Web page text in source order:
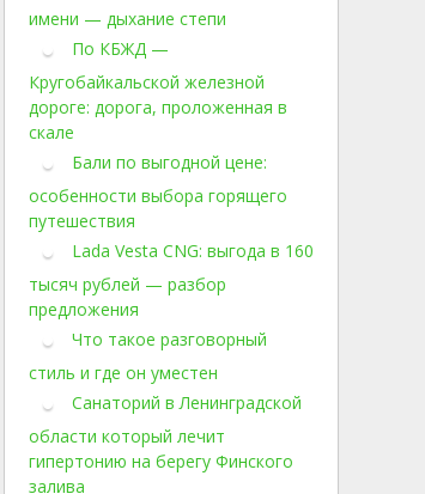
имени — дыхание степи
По КБЖД —
Кругобайкальской железной
дороге: дорога, проложенная в
скале
Бали по выгодной цене:
особенности выбора горящего
путешествия
Lada Vesta CNG: выгода в 160
тысяч рублей — разбор
предложения
Что такое разговорный
стиль и где он уместен
Санаторий в Ленинградской
области который лечит
гипертонию на берегу Финского
залива